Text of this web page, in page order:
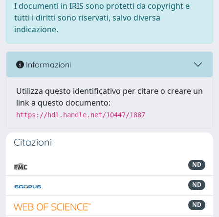
I documenti in IRIS sono protetti da copyright e
tutti i diritti sono riservati, salvo diversa
indicazione.
Informazioni
Utilizza questo identificativo per citare o creare un
link a questo documento:
https://hdl.handle.net/10447/1887
Citazioni
ND
ND
ND